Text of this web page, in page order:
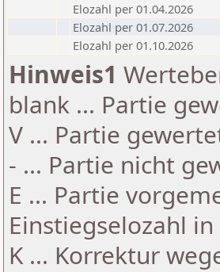
Elozahl per 01.04.2026
Elozahl per 01.07.2026
Elozahl per 01.10.2026
Hinweis1
blank ... Partie
V ... Partie
- ... Partie nicht
E ... Partie
Einstiegselozahl
K ... Korrektur